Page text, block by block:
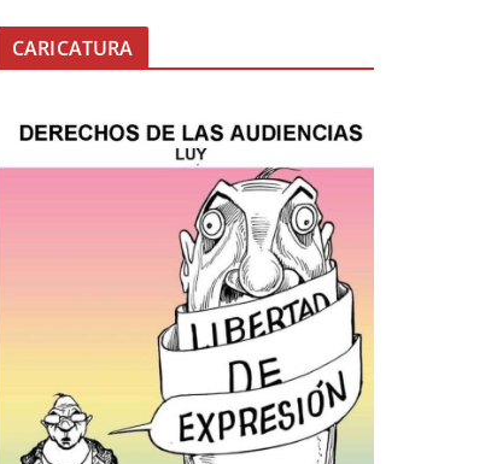
CARICATURA